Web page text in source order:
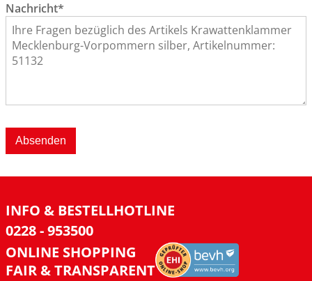
Nachricht*
Absenden
INFO & BESTELLHOTLINE
0228 - 953500
ONLINE SHOPPING
FAIR & TRANSPARENT